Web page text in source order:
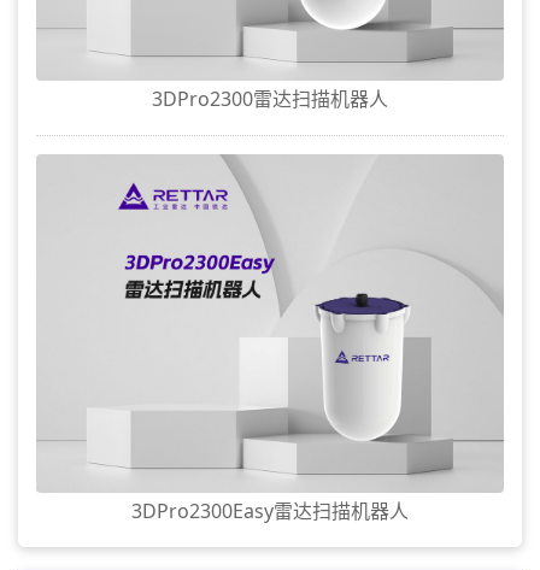
3DPro2300雷达扫描机器人
3DPro2300Easy雷达扫描机器人